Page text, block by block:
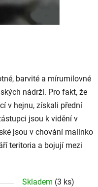
barvité a mírumilovné
nádrží. Pro fakt, že
v hejnu, získali přední
jsou k vidění v
jsou v chování malinko
teritoria a bojují mezi
Skladem (3 ks)